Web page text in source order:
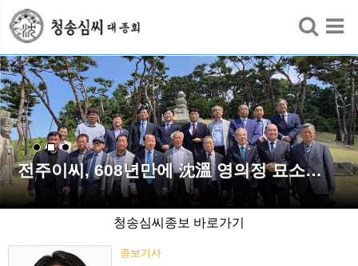
검색
전주이씨, 608년만에 沈溫 영의정 묘소…
청송심씨종보 바로가기
종보기사